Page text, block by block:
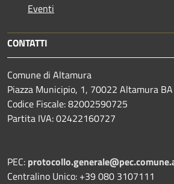
Eventi
CONTATTI
Comune di Altamura
Piazza Municipio, 1, 70022 Altamura BA
Codice Fiscale: 82002590725
Partita IVA: 02422160727
PEC:
Centralino Unico: +39 080 3107111